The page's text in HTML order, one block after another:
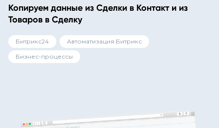
Копируем данные из Сделки в Контакт и из
Товаров в Сделку
Битрикс24 Автоматизация Битрикс
Бизнес-процессы